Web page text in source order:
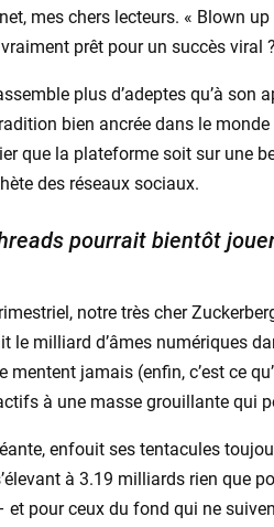
mes chers lecteurs. « Blown
prêt pour un succès viral
plus d’adeptes qu’à
bien ancrée dans le
que la plateforme soit sur une
des réseaux sociaux.
pourrait bientôt
notre très cher
le milliard d’âmes numériques
mentent jamais (enfin, c’est ce
à une masse grouillante qui
enfouit ses tentacules
à 3.19 milliards rien que
pour ceux du fond qui ne